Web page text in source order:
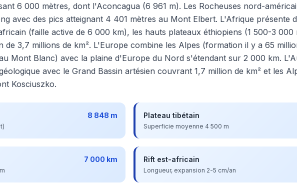
6 000 mètres, dont l'Aconcagua (6 961 m). Les Rocheuses nord-
avec des pics atteignant 4 401 mètres au Mont Elbert. L'Afrique présente
(faille active de 6 000 km), les hauts plateaux éthiopiens (1 500-3 000
de 3,7 millions de km². L'Europe combine les Alpes (formation il y a 65
Mont Blanc) avec la plaine d'Europe du Nord s'étendant sur 2 000 km.
avec le Grand Bassin artésien couvrant 1,7 million de km² et les
Kosciuszko.
8 848 m Plateau tibétain
Superficie moyenne 4 500 m
7 000 km Rift est-africain
Longueur, expansion 2-5 cm/an